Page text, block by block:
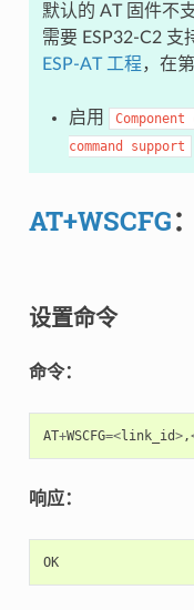
默认的 AT 固件不
需要 ESP32-C2 支
ESP-AT 工程，在
启用 Component
command
support
AT+WSCFG
设置命令
命令：
AT+WSCFG=<link_id>,
响应：
OK